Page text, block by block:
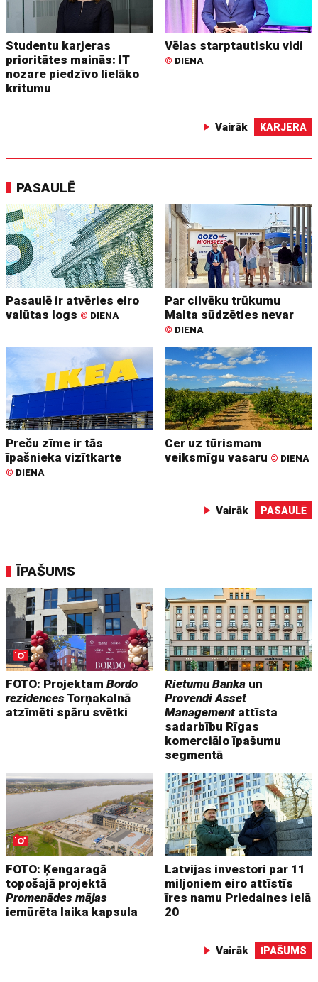
Studentu karjeras
prioritātes mainās: IT
nozare piedzīvo lielāko
kritumu
Vēlas starptautisku vidi
© DIENA
Vairāk KARJERA
PASAULĒ
Pasaulē ir atvēries eiro
valūtas logs © DIENA
Par cilvēku trūkumu
Malta sūdzēties nevar
© DIENA
Preču zīme ir tās
īpašnieka vizītkarte
© DIENA
Cer uz tūrismam
veiksmīgu vasaru © DIENA
Vairāk PASAULĒ
ĪPAŠUMS
FOTO: ProjektamBordo
rezidencesTorņakalnā
atzīmēti spāru svētki
Rietumu Banka un
Provendi Asset
Management attīsta
sadarbību Rīgas
komerciālo īpašumu
segmentā
FOTO: Ķengaragā
topošajā projektā
Promenādes mājas
iemūrēta laika kapsula
Latvijas investori par 11
miljoniem eiro attīstīs
īres namu Priedaines ielā
20
Vairāk ĪPAŠUMS